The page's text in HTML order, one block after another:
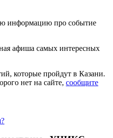
информацию про событие
афиша самых интересных
которые пройдут в Казани.
нет на сайте, сообщите